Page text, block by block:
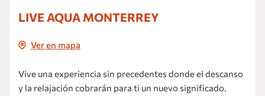
LIVE AQUA MONTERREY
Ver en mapa
Vive una experiencia sin precedentes donde el descanso
y la relajación cobrarán para ti un nuevo significado.